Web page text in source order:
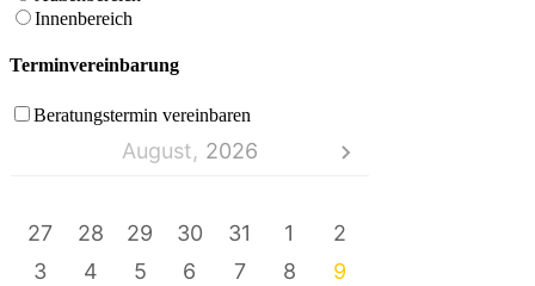
Innenbereich
Terminvereinbarung
Beratungstermin vereinbaren
August, 2026
27 28 29 30 31 1
2
3
4 5 6 7 8
9